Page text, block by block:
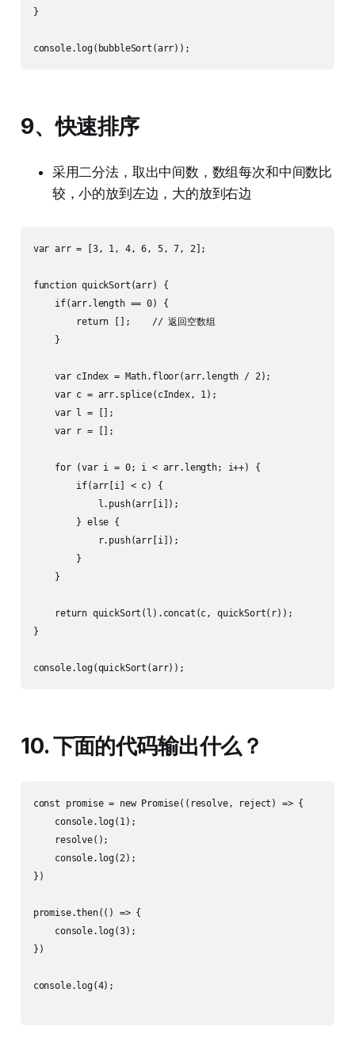
}
9、快速排序
采用二分法，取出中间数，数组每次和中间数比
较，小的放到左边，大的放到右边
var arr = [3, 1, 4, 6, 5, 7, 2];
function quickSort(arr) {
    if(arr.length == 0) {
        return [];    // 返回空数组
    }
    var cIndex = Math.floor(arr.length / 2);
    var c = arr.splice(cIndex, 1);
    var l = [];
    var r = [];
    for (var i = 0; i < arr.length; i++) {
        if(arr[i] < c) {
            l.push(arr[i]);
        } else {
            r.push(arr[i]);
        }
    }
    return quickSort(l).concat(c, quickSort(r));
}
10. 下面的代码输出什么？
const promise = new Promise((resolve, reject) => {
    console.log(1);
    resolve();
    console.log(2);
})
promise.then(() => {
    console.log(3);
})
console.log(4);